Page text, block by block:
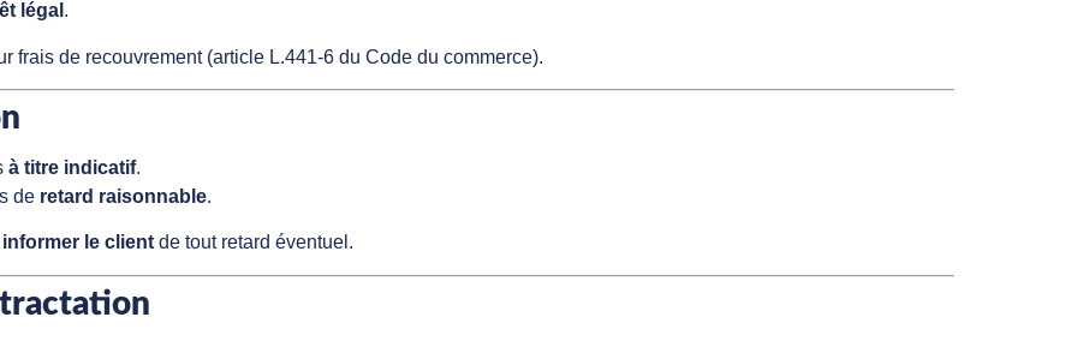
légal .
frais de recouvrement (article L.441-6 du Code du commerce).
à titre indicatif.
de retard raisonnable.
informer le clientde tout retard éventuel.